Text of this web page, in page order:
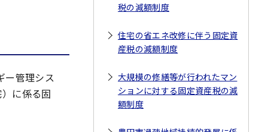
ー管理シス
に係る固
税の減額制度
住宅の省エネ改修に伴う固定資
産税の減額制度
大規模の修繕等が行われたマン
ションに対する固定資産税の減
額制度